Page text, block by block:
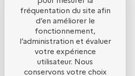
la
JNC
fréquentation du site afin
d’en améliorer le
fonctionnement,
l’administration et évaluer
votre expérience
utilisateur. Nous
conservons votre choix